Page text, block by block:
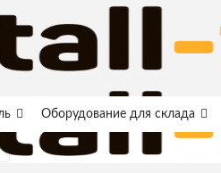
Оборудование для склада